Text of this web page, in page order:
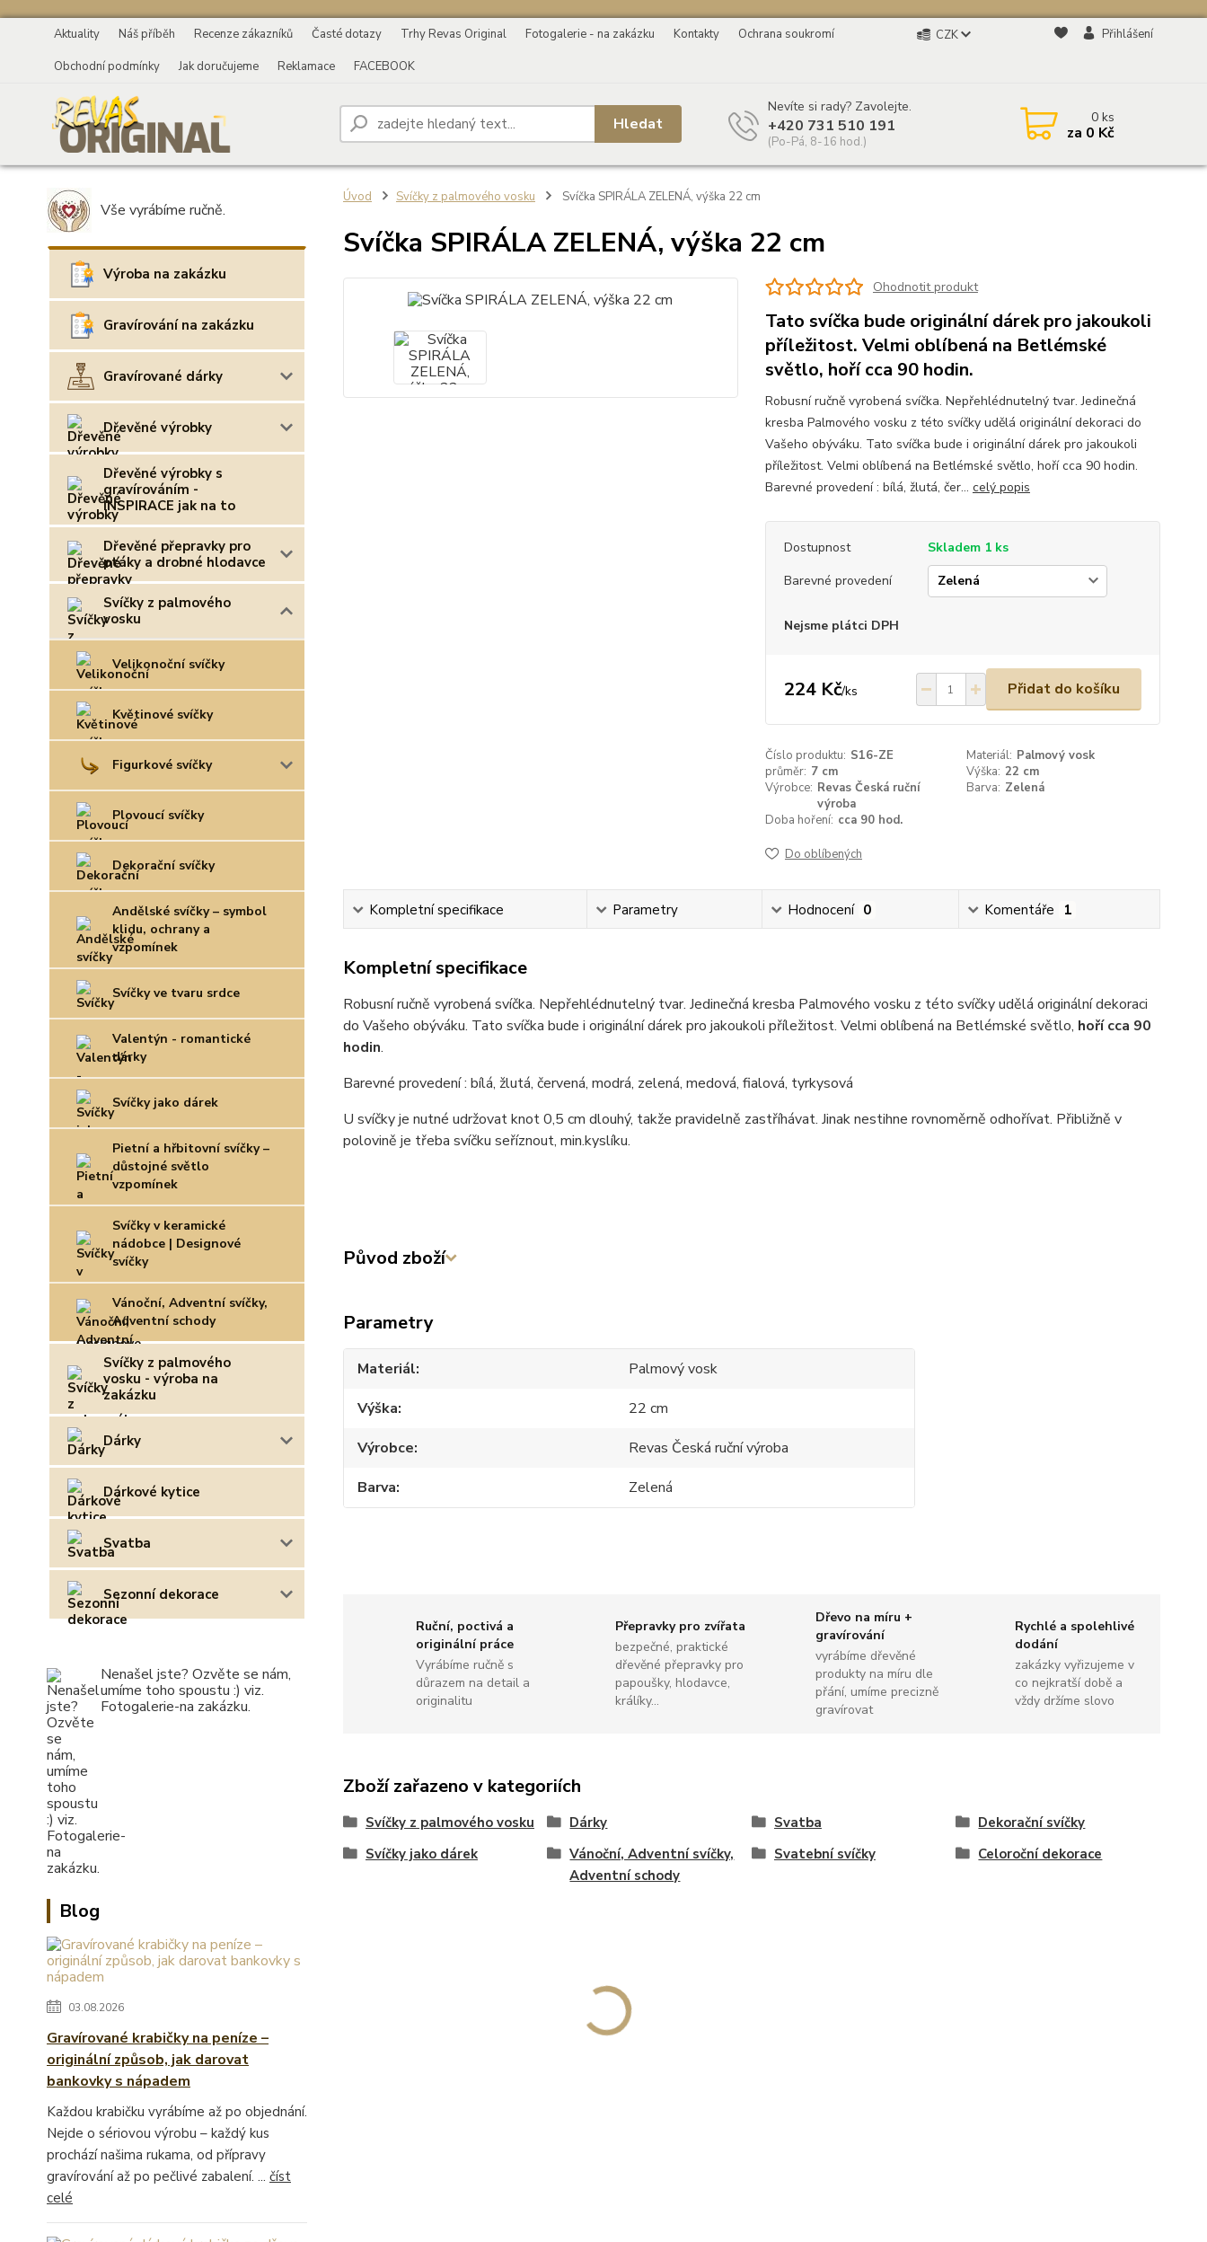
Aktuality Náš příběh Recenze zákazníků Časté dotazy Trhy Revas Original Fotogalerie - na zakázku Kontakty
Ochrana soukromí
Obchodní podmínky
Jak doručujeme Reklamace FACEBOOK
CZK Přihlášení
Hledat
Nevíte si rady? Zavolejte.
+420 731 510 191
(Po-Pá, 8-16 hod.)
0ks
za 0 Kč
Vše vyrábíme ručně.
Výroba na zakázku
Gravírování na zakázku
Gravírované dárky
Dřevěné výrobky
Dřevěné výrobky s
gravírováním -
INSPIRACE jak na to
Dřevěné přepravky pro
ptáky a drobné hlodavce
Svíčky z palmového
vosku
Velikonoční svíčky
Květinové svíčky
Figurkové svíčky
Plovoucí svíčky
Dekorační svíčky
Andělské svíčky – symbol
klidu, ochrany a
vzpomínek
Svíčky ve tvaru srdce
Valentýn - romantické
dárky
Svíčky jako dárek
Pietní a hřbitovní svíčky –
důstojné světlo
vzpomínek
Svíčky v keramické
nádobce | Designové
svíčky
Vánoční, Adventní svíčky,
Adventní schody
Svíčky z palmového
vosku - výroba na
zakázku
Dárky
Dárkové kytice
Svatba
Sezonní dekorace
Nenašel jste? Ozvěte se nám,
umíme toho spoustu :) viz.
Fotogalerie-na zakázku.
Blog
03.08.2026
Gravírované krabičky na peníze –
originální způsob, jak darovat
bankovky s nápadem
Každou krabičku vyrábíme až po objednání.
Nejde o sériovou výrobu – každý kus
prochází našima rukama, od přípravy
gravírování až po pečlivé zabalení. ... číst
celé
Úvod Svíčky z palmového vosku Svíčka SPIRÁLA ZELENÁ, výška 22 cm
Svíčka SPIRÁLA ZELENÁ, výška 22 cm
Ohodnotit produkt
Tato svíčka bude originální dárek pro jakoukoli
příležitost. Velmi oblíbená na Betlémské
světlo, hoří cca 90 hodin.
Robusní ručně vyrobená svíčka. Nepřehlédnutelný tvar. Jedinečná
kresba Palmového vosku z této svíčky udělá originální dekoraci do
Vašeho obýváku. Tato svíčka bude i originální dárek pro jakoukoli
příležitost. Velmi oblíbená na Betlémské světlo, hoří cca 90 hodin.
Barevné provedení : bílá, žlutá, čer... celý popis
Dostupnost
Skladem 1 ks
Barevné provedení
Nejsme plátci DPH
224 Kč/ks Přidat do košíku
Číslo produktu: S16-ZE Materiál: Palmový vosk
průměr: 7 cm Výška: 22 cm
Výrobce: Revas Česká ruční
výroba
Barva: Zelená
Doba hoření: cca 90 hod.
Do oblíbených
Kompletní specifikace Parametry Hodnocení 0 Komentáře 1
Kompletní specifikace
Robusní ručně vyrobená svíčka. Nepřehlédnutelný tvar. Jedinečná kresba Palmového vosku z této svíčky udělá originální dekoraci
do Vašeho obýváku. Tato svíčka bude i originální dárek pro jakoukoli příležitost. Velmi oblíbená na Betlémské světlo, hoří cca 90
hodin.
Barevné provedení : bílá, žlutá, červená, modrá, zelená, medová, fialová, tyrkysová
U svíčky je nutné udržovat knot 0,5 cm dlouhý, takže pravidelně zastříhávat. Jinak nestihne rovnoměrně odhořívat. Přibližně v
polovině je třeba svíčku seříznout, min.kyslíku.
Původ zboží
Parametry
Materiál
Palmový vosk
Výška
22 cm
Výrobce
Revas Česká ruční výroba
Barva
Zelená
Ruční, poctivá a
originální práce
Vyrábíme ručně s
důrazem na detail a
originalitu
Přepravky pro zvířata
bezpečné, praktické
dřevěné přepravky pro
papoušky, hlodavce,
králíky...
Dřevo na míru +
gravírování
vyrábíme dřevěné
produkty na míru dle
přání, umíme precizně
gravírovat
Rychlé a spolehlivé
dodání
zakázky vyřizujeme v
co nejkratší době a
vždy držíme slovo
Zboží zařazeno v kategoriích
Svíčky z palmového vosku Dárky Svatba
Dekorační svíčky
Svíčky jako dárek
Vánoční, Adventní svíčky,
Adventní schody
Svatební svíčky Celoroční dekorace